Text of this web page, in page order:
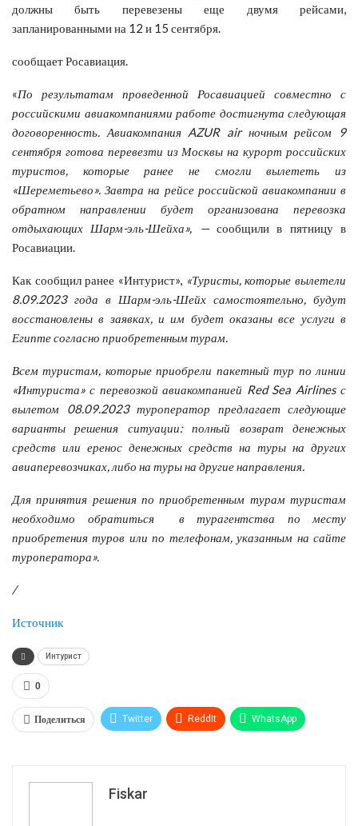
должны быть перевезены еще двумя рейсами,
запланированными на 12 и 15 сентября.
сообщает Росавиация.
«По результатам проведенной Росавиацией совместно с
российскими авиакомпаниями работе достигнута следующая
договоренность. Авиакомпания AZUR air ночным рейсом 9
сентября готова перевезти из Москвы на курорт российских
туристов, которые ранее не смогли вылететь из
«Шереметьево». Завтра на рейсе российской авиакомпании в
обратном направлении будет организована перевозка
отдыхающих Шарм-эль-Шейха», — сообщили в пятницу в
Росавиации.
Как сообщил ранее «Интурист», «Туристы, которые вылетели
8.09.2023 года в Шарм-эль-Шейх самостоятельно, будут
восстановлены в заявках, и им будет оказаны все услуги в
Египте согласно приобретенным турам.
Всем туристам, которые приобрели пакетный тур по линии
«Интуриста» с перевозкой авиакомпанией Red Sea Airlines с
вылетом 08.09.2023 туроператор предлагает следующие
варианты решения ситуации: полный возврат денежных
средств или еренос денежных средств на туры на других
авиаперевозчиках, либо на туры на другие направления.
Для принятия решения по приобретенным турам туристам
необходимо обратиться в турагентства по месту
приобретения туров или по телефонам, указанным на сайте
туроператора».
/
Источник
Интурист
0
Поделиться Twitter ReddIt WhatsApp
Fiskar